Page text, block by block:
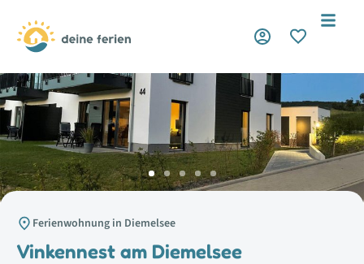
KomfortPlus
Ferienwohnung in Diemelsee
Vinkennest am Diemelsee